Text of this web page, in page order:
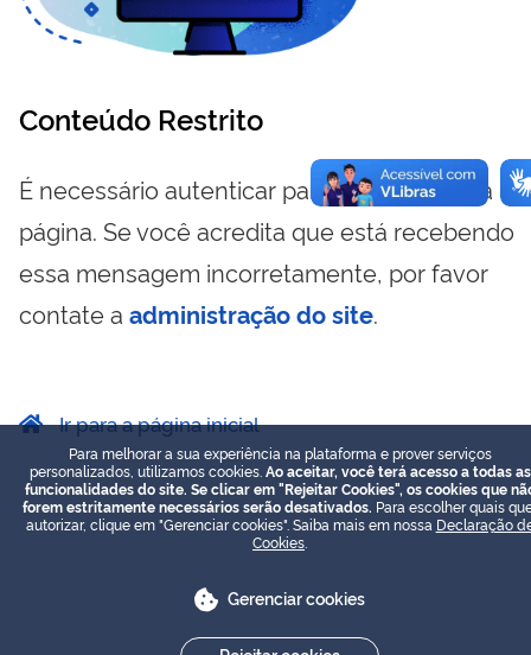
Conteúdo Restrito
É necessário autenticar para visualizar essa
página. Se você acredita que está recebendo
essa mensagem incorretamente, por favor
contate a administração do site.
Ir para a página inicial
Para melhorar a sua experiência na plataforma e prover serviços
personalizados, utilizamos cookies. Ao aceitar, você terá acesso a todas as
funcionalidades do site. Se clicar em "Rejeitar Cookies", os cookies que
forem estritamente necessários serão desativados. Para escolher quais
autorizar, clique em "Gerenciar cookies". Saiba mais em nossa Declaração
Cookies
Gerenciar cookies